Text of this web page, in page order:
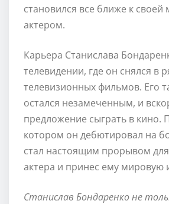
становился все ближе к своей
актером.
Карьера Станислава
телевидении, где он снялся в
телевизионных фильмов. Его
остался незамеченным, и
предложение сыграть в кино.
котором он дебютировал на
стал настоящим прорывом
актера и принес ему мировую
Станислав Бондаренко не